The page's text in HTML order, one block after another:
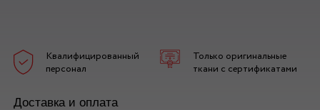
Квалифицированный
персонал
Только оригинальные
ткани с сертификатами
Доставка и оплата